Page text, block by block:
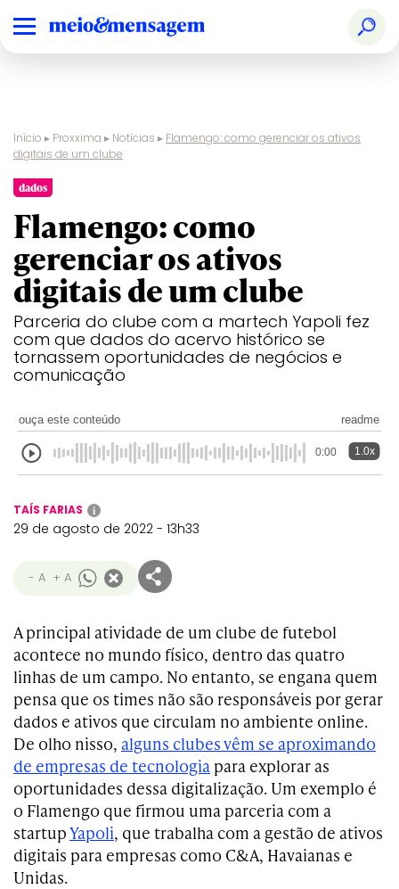
Início ▸ Proxxima ▸ Notícias ▸ Flamengo: como gerenciar os ativos
digitais de um clube
dados
Flamengo: como
gerenciar os ativos
digitais de um clube
Parceria do clube com a martech Yapoli fez
com que dados do acervo histórico se
tornassem oportunidades de negócios e
comunicação
ouça este conteúdo readme
0:00 1.0x
TAÍS FARIAS i
29 de agosto de 2022 - 13h33
- A + A
A principal atividade de um clube de futebol
acontece no mundo físico, dentro das quatro
linhas de um campo. No entanto, se engana quem
pensa que os times não são responsáveis por gerar
dados e ativos que circulam no ambiente online.
De olho nisso, alguns clubes vêm se aproximando
de empresas de tecnologia para explorar as
oportunidades dessa digitalização. Um exemplo é
o Flamengo que firmou uma parceria com a
startupYapoli, que trabalha com a gestão de ativos
digitais para empresas como C&A, Havaianas e
Unidas.